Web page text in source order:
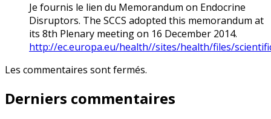
Je fournis le lien du Memorandum on Endocrine
Disruptors. The SCCS adopted this memorandum at
its 8th Plenary meeting on 16 December 2014.
http://ec.europa.eu/health//sites/health/files/
Les commentaires sont fermés.
Derniers commentaires